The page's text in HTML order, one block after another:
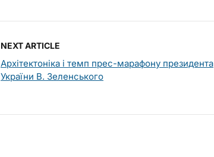
NEXT ARTICLE
Архітектоніка і темп прес-марафону президента
України В. Зеленського